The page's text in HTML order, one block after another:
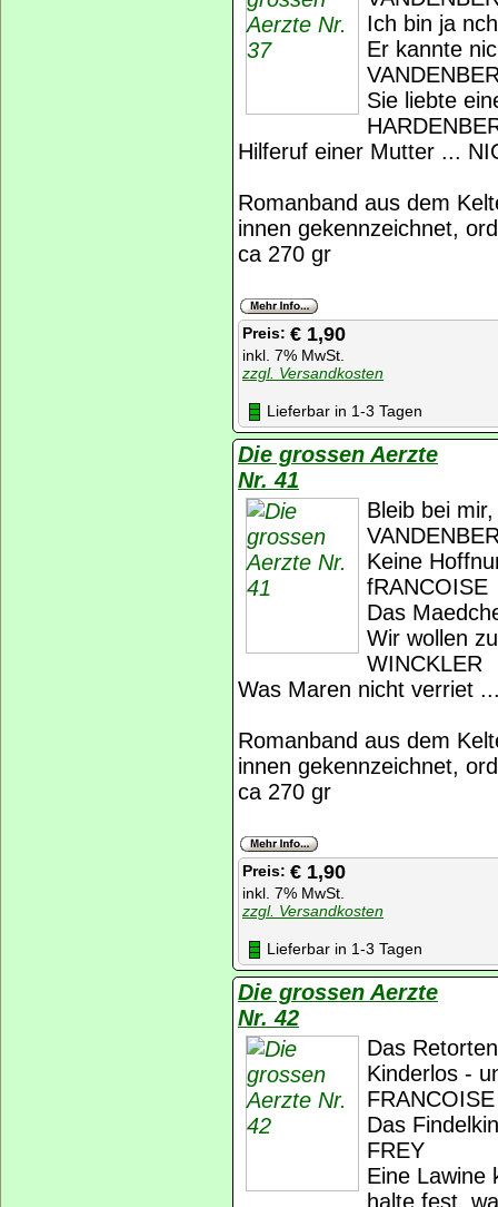
Ich bin ja
Er kannte
Sie liebte
Hilferuf einer Mutter ...
Romanband aus dem
innen gekennzeichnet,
ca 270 gr
Preis: € 1,90
inkl. 7% MwSt.
zzgl. Versandkosten
Lieferbar in 1-3 Tagen
Die grossen Aerzte
Nr. 41
Bleib bei
Keine
fRANCOISE
Das
Wir wollen
WINCKLER
Was Maren nicht verriet
Romanband aus dem
innen gekennzeichnet,
ca 270 gr
Preis: € 1,90
inkl. 7% MwSt.
zzgl. Versandkosten
Lieferbar in 1-3 Tagen
Die grossen Aerzte
Nr. 42
Das
Kinderlos -
FRANCOISE
Das
FREY
Eine Lawine
halte fest,